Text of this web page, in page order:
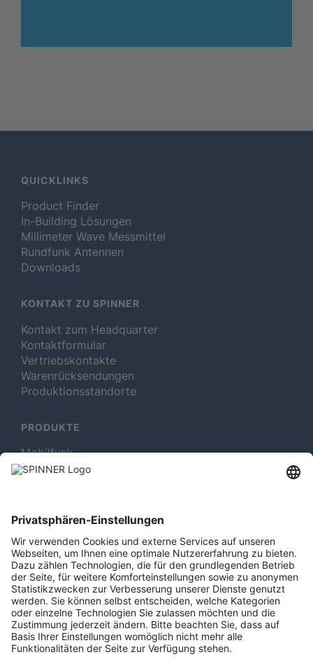
QUICKLINKS
Product Finder
In-Building Lösungen
Millimeter Wave Messmittel
Rundfunk Antennen
Downloads
KONTAKT ZU SPINNER
Kontakt zum Headquarter
Kontaktformular
Vertriebskontakte
Warenrücksendungen
Produktionsstandorte
PRODUKTE
Mobilfunk
Rotating Solutions
MEHR ÜBER SPINNER
Newsletter abonnieren
Jobs & Karriere
Mitgliedschaften
Rechtliches
Röhrenmuseum